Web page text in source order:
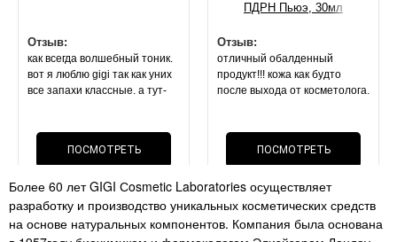
Отзыв:
как всегда волшебный тоник.
вот я люблю gigi так как уних
все запахи классные. а тут-
лосьон(( но это не важно,
эффект- все что описано по
нереально!!! мои черные
точки. расширенные поры-
супер средство как и всегда .
ПОСМОТРЕТЬ
ОТЗЫВ
ПДРН Пьюэ, 30мл
Отзыв:
отличный обалденный
продукт!!! кожа как будто
после выхода от косметолога.
приятной текстуры.
результат на 2 й день . стоит
косметика данного бренда
ПОСМОТРЕТЬ
ОТЗЫВ
Более 60 лет GIGI Сosmetic Laboratories осуществляет
разработку и производство уникальных косметических средств
на основе натуральных компонентов. Компания была основана